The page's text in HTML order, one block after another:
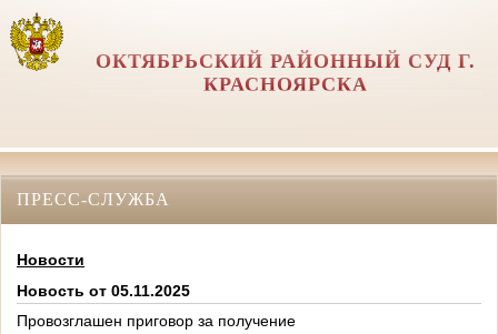
ОКТЯБРЬСКИЙ РАЙОННЫЙ СУД Г.
КРАСНОЯРСКА
ПРЕСС-СЛУЖБА
Новости
Новость от 05.11.2025
Провозглашен приговор за получение